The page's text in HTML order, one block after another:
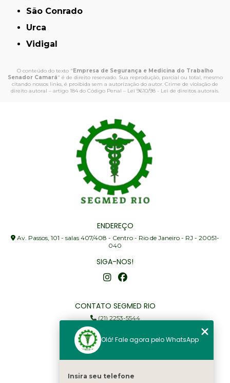
São Conrado
Urca
Vidigal
O conteúdo do texto "Empresa de Segurança e Medicina do Trabalho
Senador Camará" é de direito reservado. Sua reprodução, parcial ou total, mesmo
citando nossos links, é proibida sem a autorização do autor. Crime de violação de
direito autoral – artigo 184 do Código Penal – Lei 9610/98 - Lei de direitos autorais.
ENDEREÇO
Av. Passos, 101 - salas 407/408 - Centro - Rio de Janeiro - RJ - 20051-
040
SIGA-NOS!
CONTATO SEGMED RIO
(21) 2253-5544
(21) 97905-3352
segmed@segmedrio.com.br
Olá! Fale agora pelo WhatsApp
Insira seu telefone